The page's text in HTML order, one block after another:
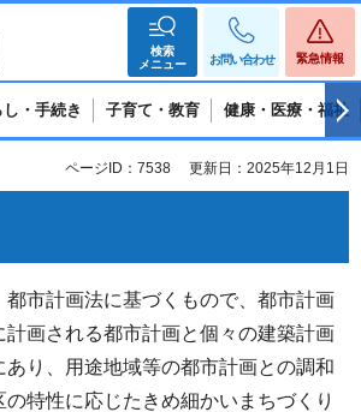
検索
メニュー
お問い合わせ 緊急情報
し・手続き 子育て・教育 健康・医療・福祉
ページID：7538 更新日：2025年12月1日
都市計画法に基づくもので、都市計画
計画される都市計画と個々の建築計画
あり、用途地域等の都市計画との調和
特性に応じたきめ細かいまちづくり